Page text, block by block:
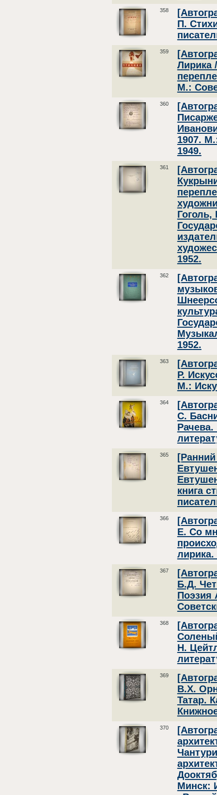
358
П.
359
Лирика
М.:
360
1907.
1949.
361
1952.
362
1952.
363
Р.
М.:
364
С.
365
книга
366
Е. Со
367
Б.Д.
Поэзия
368
Н.
369
В.Х.
Татар.
370
Минск: